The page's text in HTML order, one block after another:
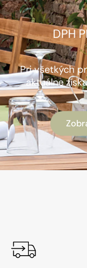
DPH
Pri všetkých
aktuálne